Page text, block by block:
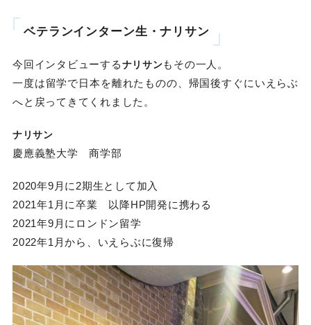
ベテランインターン生・ナリサン
今回インタビューするナリサンもその一人。
一度は留学で日本を離れたものの、帰国後すぐにいえらぶ
へと戻ってきてくれました。
ナリサン
慶應義塾大学 商学部
2020年9月に2期生として加入
2021年1月に卒業 以降HP開発に携わる
2021年9月にロンドン留学
2022年1月から、いえらぶに復帰